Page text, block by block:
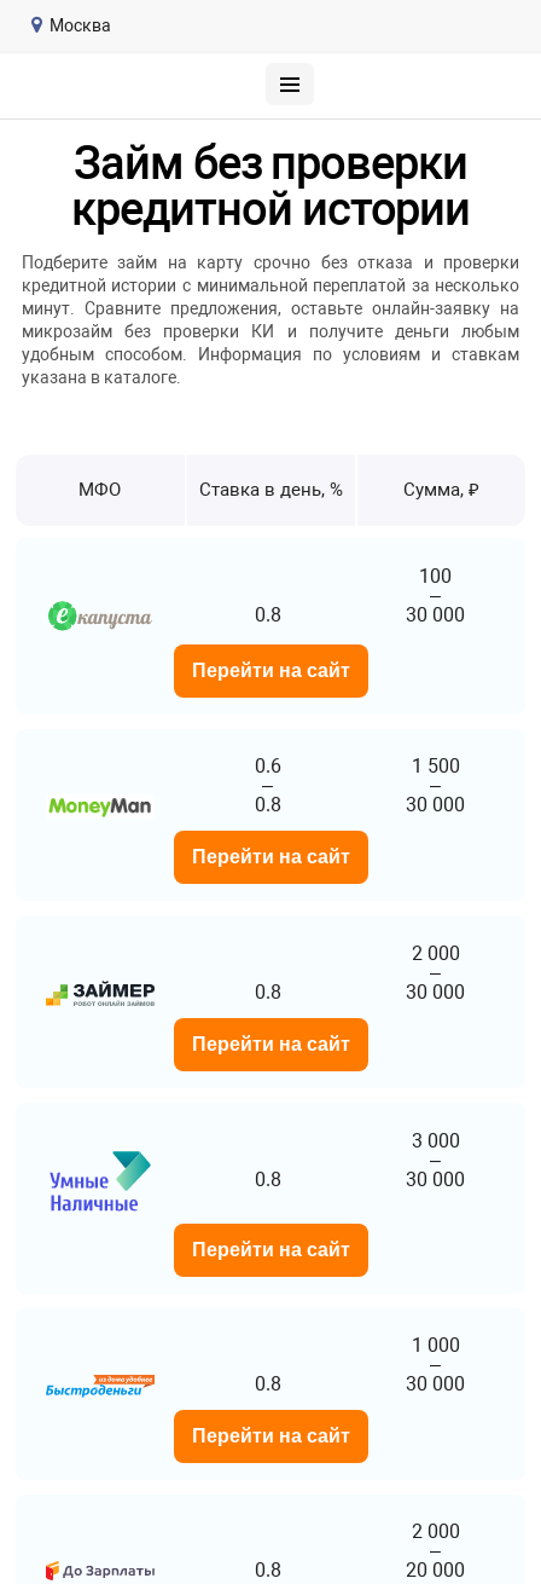
Москва
Займ без проверки
кредитной истории
Подберите займ на карту срочно без отказа и проверки
кредитной истории с минимальной переплатой за несколько
минут. Сравните предложения, оставьте онлайн-заявку на
микрозайм без проверки КИ и получите деньги любым
удобным способом. Информация по условиям и ставкам
указана в каталоге.
МФО Ставка в день, % Сумма, ₽
0.8
100
–
30 000
Перейти на сайт
0.6
–
0.8
1 500
–
30 000
Перейти на сайт
0.8
2 000
–
30 000
Перейти на сайт
0.8
3 000
–
30 000
Перейти на сайт
0.8
1 000
–
30 000
Перейти на сайт
0.8
2 000
–
20 000